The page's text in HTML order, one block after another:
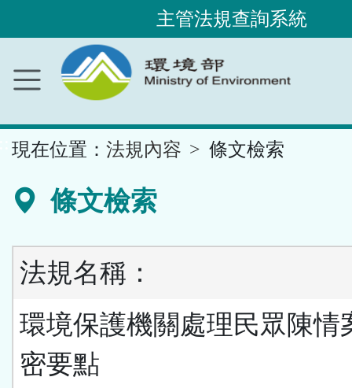
內
容
主管法規查詢系統
現在位置： 法規內容 條文檢索
條文檢索
法規名稱：
環境保護機關處理民眾陳情
密要點